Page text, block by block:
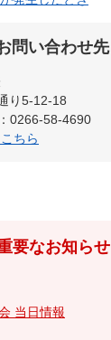
問い合わせ先
り5-12-18
0266-58-4690
ちら
要なお知らせ
当日情報